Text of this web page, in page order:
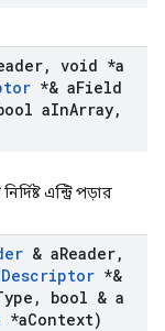
, void *a
*& aField
aInArray,
এন্ট্রি পড়ার
& aReader,
Descriptor *&
,
bool & a
*aContext)